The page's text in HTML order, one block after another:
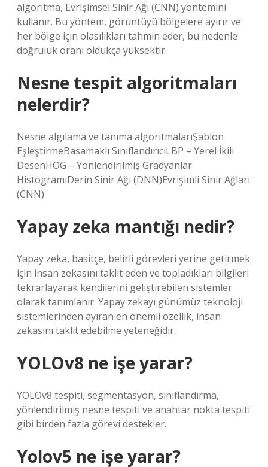
algoritma, Evrişimsel Sinir Ağı (CNN) yöntemini
kullanır. Bu yöntem, görüntüyü bölgelere ayırır ve
her bölge için olasılıkları tahmin eder, bu nedenle
doğruluk oranı oldukça yüksektir.
Nesne tespit algoritmaları
nelerdir?
Nesne algılama ve tanıma algoritmalarıŞablon
EşleştirmeBasamaklı SınıflandırıcıLBP – Yerel İkili
DesenHOG – Yönlendirilmiş Gradyanlar
HistogramıDerin Sinir Ağı (DNN)Evrişimli Sinir Ağları
(CNN)
Yapay zeka mantığı nedir?
Yapay zeka, basitçe, belirli görevleri yerine getirmek
için insan zekasını taklit eden ve topladıkları bilgileri
tekrarlayarak kendilerini geliştirebilen sistemler
olarak tanımlanır. Yapay zekayı günümüz teknoloji
sistemlerinden ayıran en önemli özellik, insan
zekasını taklit edebilme yeteneğidir.
YOLOv8 ne işe yarar?
YOLOv8 tespiti, segmentasyon, sınıflandırma,
yönlendirilmiş nesne tespiti ve anahtar nokta tespiti
gibi birden fazla görevi destekler.
Yolov5 ne işe yarar?